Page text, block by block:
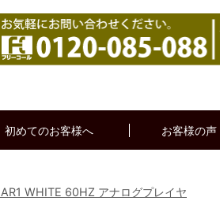
初めてのお客様へ お客様の声
WHITE 60HZ アナログプレイヤ